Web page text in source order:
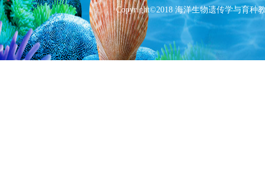
Copyright©2018 海洋生物遗传学与育种